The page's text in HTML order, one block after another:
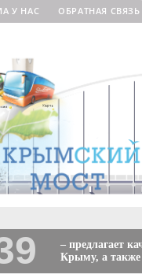
У НАС ОБРАТНАЯ СВЯЗЬ
– предлагает
Крыму, а также